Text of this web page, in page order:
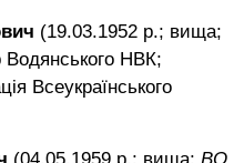
(19.03.1952 р.; вища;
Водянського НВК;
Всеукраїнського